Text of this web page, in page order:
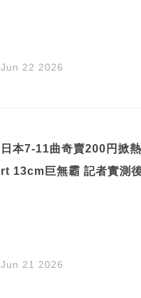
Jun 22 2026
日本7-11曲奇賣200円掀
rt 13cm巨無霸 記者實測
Jun 21 2026